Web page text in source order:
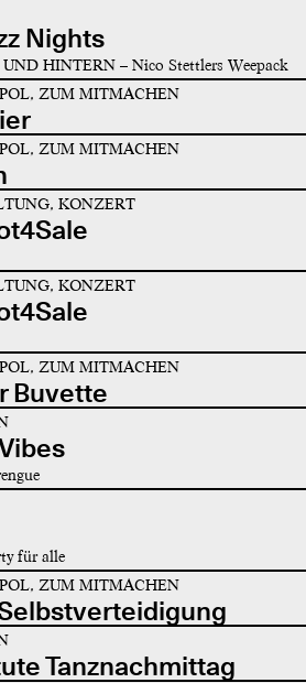
Nights
HINTERN – Nico Stettlers Weepack
ZUM MITMACHEN
ZUM MITMACHEN
KONZERT
KONZERT
ZUM MITMACHEN
Buvette
für alle
ZUM MITMACHEN
Tanznachmittag